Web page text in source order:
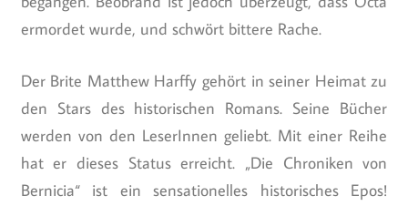
ermordet wurde, und schwört bittere Rache.
Der Brite Matthew Harffy gehört in seiner Heimat zu
den Stars des historischen Romans. Seine Bücher
werden von den LeserInnen geliebt. Mit einer Reihe
hat er dieses Status erreicht. „Die Chroniken von
Bernicia“ ist ein sensationelles historisches Epos!